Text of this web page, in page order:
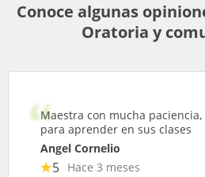
Conoce algunas
Oratoria y
Maestra con mucha
para aprender en sus clases
Angel Cornelio
5 Hace 3 meses